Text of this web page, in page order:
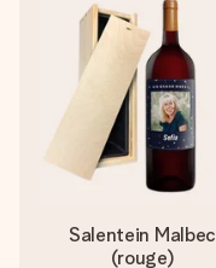
Salentein Malbec
(rouge)